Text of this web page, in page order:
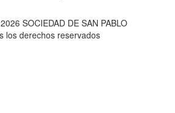
2026 SOCIEDAD DE SAN PABLO
los derechos reservados